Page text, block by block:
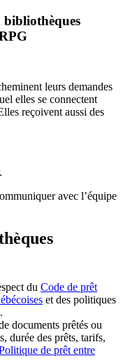
bibliothèques
leurs demandes
elles se connectent
reçoivent aussi des
avec l’équipe
du Code de prêt
et des politiques
documents prêtés ou
durée des prêts, tarifs,
de prêt entre